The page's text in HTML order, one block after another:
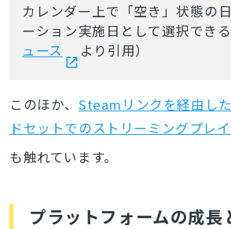
カレンダー上で「空き」状態の
ーション実施日として選択でき
ュース
より引用）
このほか、 Steamリンクを経由し
ドセットでのストリーミングプレイ
も触れています。
プラットフォームの成長